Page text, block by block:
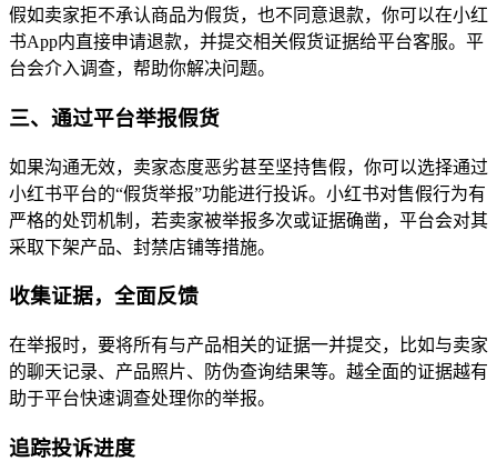
假如卖家拒不承认商品为假货，也不同意退款，你可以在小红
书App内直接申请退款，并提交相关假货证据给平台客服。平
台会介入调查，帮助你解决问题。
三、通过平台举报假货
如果沟通无效，卖家态度恶劣甚至坚持售假，你可以选择通过
小红书平台的“假货举报”功能进行投诉。小红书对售假行为有
严格的处罚机制，若卖家被举报多次或证据确凿，平台会对其
采取下架产品、封禁店铺等措施。
收集证据，全面反馈
在举报时，要将所有与产品相关的证据一并提交，比如与卖家
的聊天记录、产品照片、防伪查询结果等。越全面的证据越有
助于平台快速调查处理你的举报。
追踪投诉进度